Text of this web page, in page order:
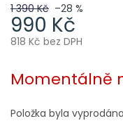
1 390 Kč –28 %
990 Kč
818 Kč bez DPH
cena:
Momentálně
Položka byla